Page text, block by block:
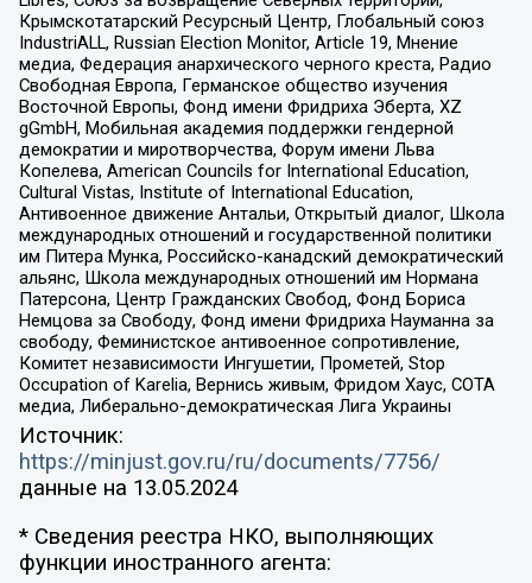
Крымскотатарский Ресурсный Центр, Глобальный союз
IndustriALL, Russian Election Monitor, Article 19, Мнение
медиа, Федерация анархического черного креста, Радио
Свободная Европа, Германское общество изучения
Восточной Европы, Фонд имени Фридриха Эберта, XZ
gGmbH, Мобильная академия поддержки гендерной
демократии и миротворчества, Форум имени Льва
Копелева, American Councils for International Education,
Cultural Vistas, Institute of International Education,
Антивоенное движение Антальи, Открытый диалог, Школа
международных отношений и государственной политики
им Питера Мунка, Российско-канадский демократический
альянс, Школа международных отношений им Нормана
Патерсона, Центр Гражданских Свобод, Фонд Бориса
Немцова за Свободу, Фонд имени Фридриха Науманна за
свободу, Феминистское антивоенное сопротивление,
Комитет независимости Ингушетии, Прометей, Stop
Occupation of Karelia, Вернись живым, Фридом Хаус, СОТА
медиа, Либерально-демократическая Лига Украины
Источник:
https://minjust.gov.ru/ru/documents/7756/
данные на 13.05.2024
* Сведения реестра НКО, выполняющих
функции иностранного агента: